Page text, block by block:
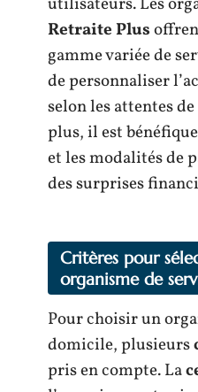
Retraite Plus
gamme variée de
de personnaliser
selon les attentes
plus, il est
et les modalités de
des surprises
Critères pour
organisme de
Pour choisir un
domicile, plusieurs
pris en compte. La